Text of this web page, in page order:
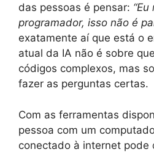
das pessoas é pensar:
programador, isso não é
exatamente aí que está o
atual da IA não é sobre
códigos complexos, mas
fazer as perguntas certas.
Com as ferramentas
pessoa com um
conectado à internet pode